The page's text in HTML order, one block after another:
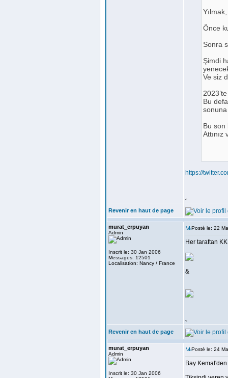
Önce
Sonra
Şimdi
Ve siz
Bu
Bu son
Attınız
https://
<
Revenir en haut de page
murat_erpuyan
Admin
Inscrit le: 30 Jan 2006
Messages: 12501
Localisation: Nancy / France
Posté le: 22
Her taraftan
&
<
Revenir en haut de page
murat_erpuyan
Admin
Inscrit le: 30 Jan 2006
Posté le: 24
Bay